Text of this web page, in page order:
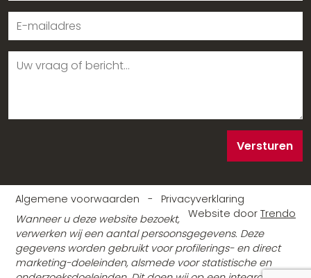
Versturen
Algemene voorwaarden -
Privacyverklaring
Website door Trendo
Wanneer u deze website bezoekt,
verwerken wij een aantal persoonsgegevens. Deze
gegevens worden gebruikt voor profilerings- en direct
marketing-doeleinden, alsmede voor statistische en